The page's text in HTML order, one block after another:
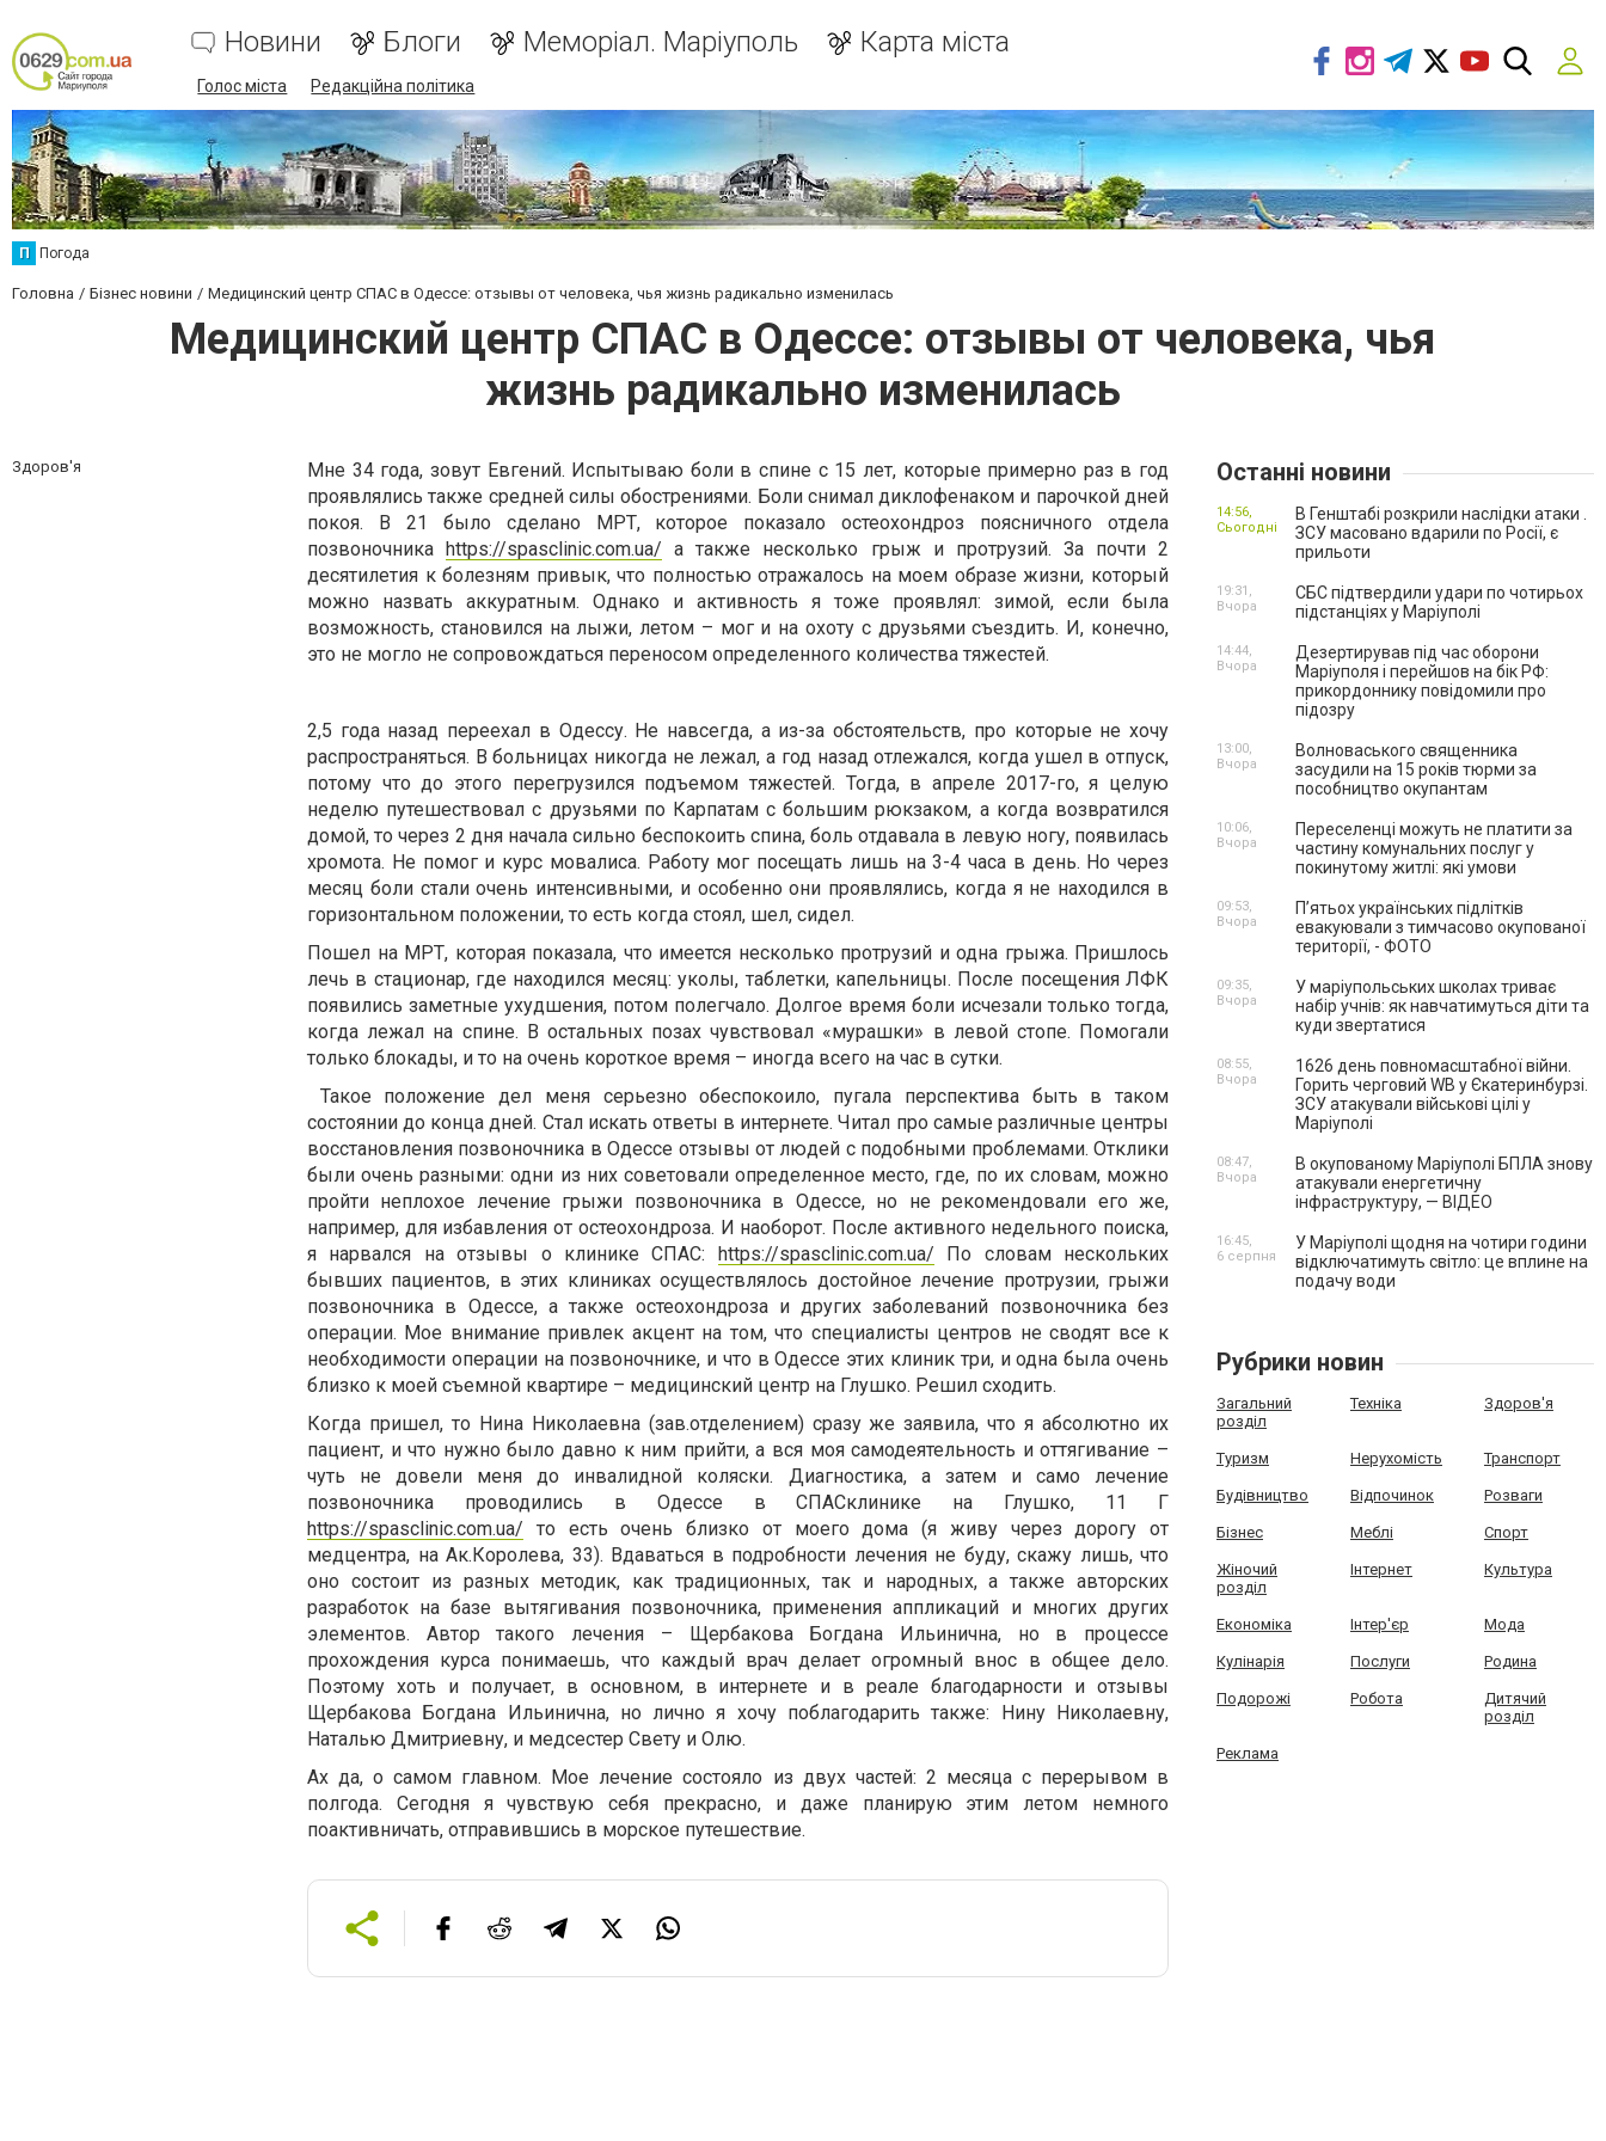
Новини Блоги Меморіал. Маріуполь Карта міста
Голос міста Редакційна політика
П Погода
Головна Бізнес новини Медицинский центр СПАС в Одессе: отзывы от человека, чья жизнь радикально изменилась
Медицинский центр СПАС в Одессе: отзывы от человека, чья
жизнь радикально изменилась
Здоров'я
Мне 34 года, зовут Евгений. Испытываю боли в спине с 15 лет, которые примерно раз в год
проявлялись также средней силы обострениями. Боли снимал диклофенаком и парочкой дней
покоя. В 21 было сделано МРТ, которое показало остеохондроз поясничного отдела
позвоночникаhttps://spasclinic.com.ua/ а также несколько грыж и протрузий. За почти 2
десятилетия к болезням привык, что полностью отражалось на моем образе жизни, который
можно назвать аккуратным. Однако и активность я тоже проявлял: зимой, если была
возможность, становился на лыжи, летом – мог и на охоту с друзьями съездить. И, конечно,
это не могло не сопровождаться переносом определенного количества тяжестей.
2,5 года назад переехал в Одессу. Не навсегда, а из-за обстоятельств, про которые не хочу
распространяться. В больницах никогда не лежал, а год назад отлежался, когда ушел в отпуск,
потому что до этого перегрузился подъемом тяжестей. Тогда, в апреле 2017-го, я целую
неделю путешествовал с друзьями по Карпатам с большим рюкзаком, а когда возвратился
домой, то через 2 дня начала сильно беспокоить спина, боль отдавала в левую ногу, появилась
хромота. Не помог и курс мовалиса. Работу мог посещать лишь на 3-4 часа в день. Но через
месяц боли стали очень интенсивными, и особенно они проявлялись, когда я не находился в
горизонтальном положении, то есть когда стоял, шел, сидел.
Пошел на МРТ, которая показала, что имеется несколько протрузий и одна грыжа. Пришлось
лечь в стационар, где находился месяц: уколы, таблетки, капельницы. После посещения ЛФК
появились заметные ухудшения, потом полегчало. Долгое время боли исчезали только тогда,
когда лежал на спине. В остальных позах чувствовал «мурашки» в левой стопе. Помогали
только блокады, и то на очень короткое время – иногда всего на час в сутки.
Такое положение дел меня серьезно обеспокоило, пугала перспектива быть в таком
состоянии до конца дней. Стал искать ответы в интернете. Читал про самые различные центры
восстановления позвоночника в Одессе отзывы от людей с подобными проблемами. Отклики
были очень разными: одни из них советовали определенное место, где, по их словам, можно
пройти неплохое лечение грыжи позвоночника в Одессе, но не рекомендовали его же,
например, для избавления от остеохондроза. И наоборот. После активного недельного поиска,
я нарвался на отзывы о клинике СПАС: https://spasclinic.com.ua/
По словам нескольких
бывших пациентов, в этих клиниках осуществлялось достойное лечение протрузии, грыжи
позвоночника в Одессе, а также остеохондроза и других заболеваний позвоночника без
операции. Мое внимание привлек акцент на том, что специалисты центров не сводят все к
необходимости операции на позвоночнике, и что в Одессе этих клиник три, и одна была очень
близко к моей съемной квартире – медицинский центр на Глушко. Решил сходить.
Когда пришел, то Нина Николаевна (зав.отделением) сразу же заявила, что я абсолютно их
пациент, и что нужно было давно к ним прийти, а вся моя самодеятельность и оттягивание –
чуть не довели меня до инвалидной коляски. Диагностика, а затем и само лечение
позвоночника проводились в Одессе в СПАСклинике на Глушко, 11 Г
https://spasclinic.com.ua/
то есть очень близко от моего дома (я живу через дорогу от
медцентра, на Ак.Королева, 33). Вдаваться в подробности лечения не буду, скажу лишь, что
оно состоит из разных методик, как традиционных, так и народных, а также авторских
разработок на базе вытягивания позвоночника, применения аппликаций и многих других
элементов. Автор такого лечения – Щербакова Богдана Ильинична, но в процессе
прохождения курса понимаешь, что каждый врач делает огромный внос в общее дело.
Поэтому хоть и получает, в основном, в интернете и в реале благодарности и отзывы
Щербакова Богдана Ильинична, но лично я хочу поблагодарить также: Нину Николаевну,
Наталью Дмитриевну, и медсестер Свету и Олю.
Ах да, о самом главном. Мое лечение состояло из двух частей: 2 месяца с перерывом в
полгода. Сегодня я чувствую себя прекрасно, и даже планирую этим летом немного
поактивничать, отправившись в морское путешествие.
Останні новини
В Генштабі розкрили наслідки атаки .
ЗСУ масовано вдарили по Росії, є
прильоти
14:56,
Сьогодні
СБС підтвердили удари по чотирьох
підстанціях у Маріуполі
19:31,
Вчора
Дезертирував під час оборони
Маріуполя і перейшов на бік РФ:
прикордоннику повідомили про
підозру
14:44,
Вчора
Волноваського священника
засудили на 15 років тюрми за
пособництво окупантам
13:00,
Вчора
Переселенці можуть не платити за
частину комунальних послуг у
покинутому житлі: які умови
10:06,
Вчора
П’ятьох українських підлітків
евакуювали з тимчасово окупованої
території, - ФОТО
09:53,
Вчора
У маріупольських школах триває
набір учнів: як навчатимуться діти та
куди звертатися
09:35,
Вчора
1626 день повномасштабної війни.
Горить черговий WB у Єкатеринбурзі.
ЗСУ атакували військові цілі у
Маріуполі
08:55,
Вчора
В окупованому Маріуполі БПЛА знову
атакували енергетичну
інфраструктуру, — ВІДЕО
08:47,
Вчора
У Маріуполі щодня на чотири години
відключатимуть світло: це вплине на
подачу води
16:45,
6 серпня
Рубрики новин
Загальний
розділ
Техніка Здоров'я
Туризм Нерухомість Транспорт
Будівництво Відпочинок Розваги
Бізнес Меблі Спорт
Жіночий
розділ
Інтернет Культура
Економіка Інтер'єр Мода
Кулінарія Послуги Родина
Подорожі Робота
Дитячий
розділ
Реклама